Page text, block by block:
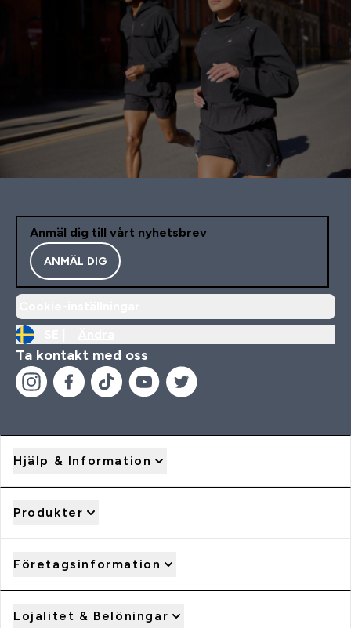
Anmäl dig till vårt nyhetsbrev
ANMÄL DIG
Ta kontakt med oss
Hjälp & Information
Produkter
Företagsinformation
Lojalitet & Belöningar